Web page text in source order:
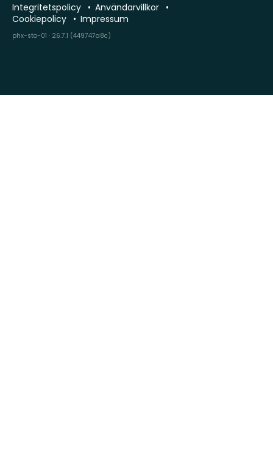
Integritetspolicy
Användarvillkor
Cookiepolicy
Impressum
phx-sto-01 · 26.7.1 (449747a8c)